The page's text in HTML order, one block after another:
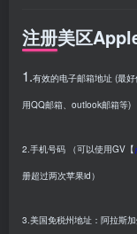
注册美区
1.有效的电子邮箱地址 (最
用QQ邮箱、outlook邮箱等)
2.手机号码 （可以使用GV【
册超过两次苹果id）
3.美国免税州地址：阿拉斯